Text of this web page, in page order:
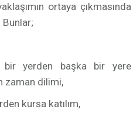
ortaya çıkmasında
bir yerden başka bir yere
zaman dilimi,
kursa katılım,